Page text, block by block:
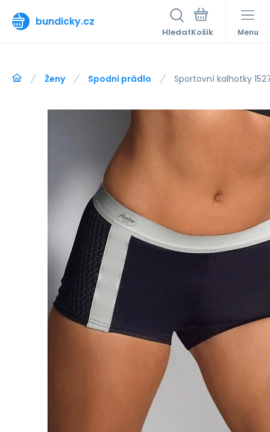
bundicky.cz
Hledat Menu
Ženy Spodní prádlo Sportovní kalhotky